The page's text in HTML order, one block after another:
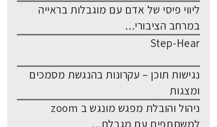
ליווי פיסי של אדם עם מוגבלות בראייה
במרחב הציבורי...
Step-Hear
נגישות תוכן – עקרונות בהנגשת מסמכים
ומצגות
ניהול והובלת מפגש מונגש ב zoom
למשתתפים עם מגבלת...